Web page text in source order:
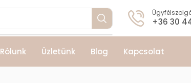
+36 30
Rólunk Üzletünk Blog Kapcsolat